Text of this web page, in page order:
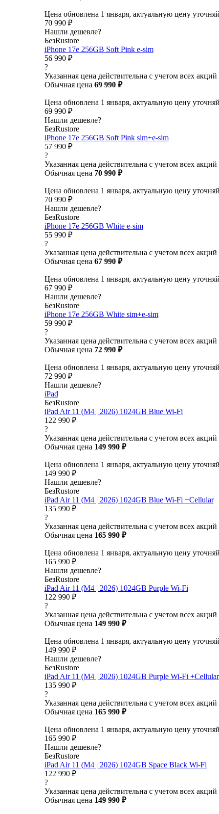
Цена обновлена 1 января, актуальную цену
70 990 ₽
Нашли дешевле?
БезRustore
iPhone 17e 256GB Soft Pink e-sim
56 990 ₽
?
Указанная цена действительна с учетом всех акций
Обычная цена 69 990 ₽
Цена обновлена 1 января, актуальную цену
69 990 ₽
Нашли дешевле?
БезRustore
iPhone 17e 256GB Soft Pink sim+e-sim
57 990 ₽
?
Указанная цена действительна с учетом всех акций
Обычная цена 70 990 ₽
Цена обновлена 1 января, актуальную цену
70 990 ₽
Нашли дешевле?
БезRustore
iPhone 17e 256GB White e-sim
55 990 ₽
?
Указанная цена действительна с учетом всех акций
Обычная цена 67 990 ₽
Цена обновлена 1 января, актуальную цену
67 990 ₽
Нашли дешевле?
БезRustore
iPhone 17e 256GB White sim+e-sim
59 990 ₽
?
Указанная цена действительна с учетом всех акций
Обычная цена 72 990 ₽
Цена обновлена 1 января, актуальную цену
72 990 ₽
Нашли дешевле?
iPad
БезRustore
iPad Air 11 (M4 | 2026) 1024GB Blue Wi-Fi
122 990 ₽
?
Указанная цена действительна с учетом всех акций
Обычная цена 149 990 ₽
Цена обновлена 1 января, актуальную цену
149 990 ₽
Нашли дешевле?
БезRustore
iPad Air 11 (M4 | 2026) 1024GB Blue Wi-Fi +Cellular
135 990 ₽
?
Указанная цена действительна с учетом всех акций
Обычная цена 165 990 ₽
Цена обновлена 1 января, актуальную цену
165 990 ₽
Нашли дешевле?
БезRustore
iPad Air 11 (M4 | 2026) 1024GB Purple Wi-Fi
122 990 ₽
?
Указанная цена действительна с учетом всех акций
Обычная цена 149 990 ₽
Цена обновлена 1 января, актуальную цену
149 990 ₽
Нашли дешевле?
БезRustore
iPad Air 11 (M4 | 2026) 1024GB Purple Wi-Fi +Cellular
135 990 ₽
?
Указанная цена действительна с учетом всех акций
Обычная цена 165 990 ₽
Цена обновлена 1 января, актуальную цену
165 990 ₽
Нашли дешевле?
БезRustore
iPad Air 11 (M4 | 2026) 1024GB Space Black Wi-Fi
122 990 ₽
?
Указанная цена действительна с учетом всех акций
Обычная цена 149 990 ₽